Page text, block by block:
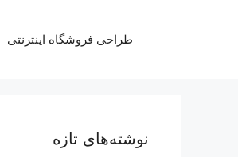
طراحی فروشگاه اینترنتی
نوشته‌های تازه